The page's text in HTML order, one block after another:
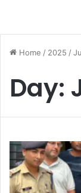
Home / 2025 /
Day: